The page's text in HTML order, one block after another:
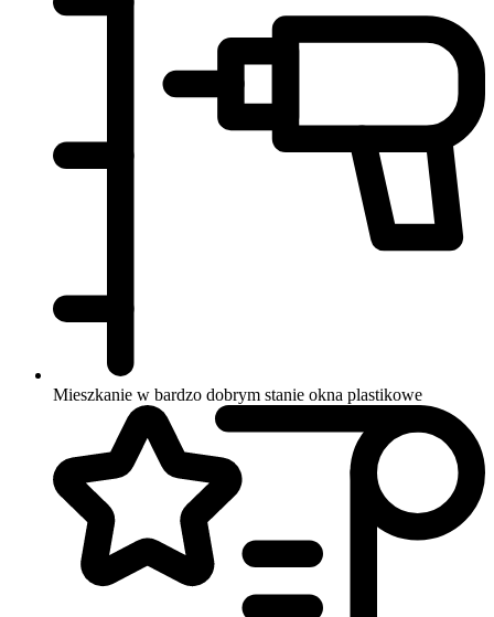
Mieszkanie w bardzo dobrym stanie okna plastikowe